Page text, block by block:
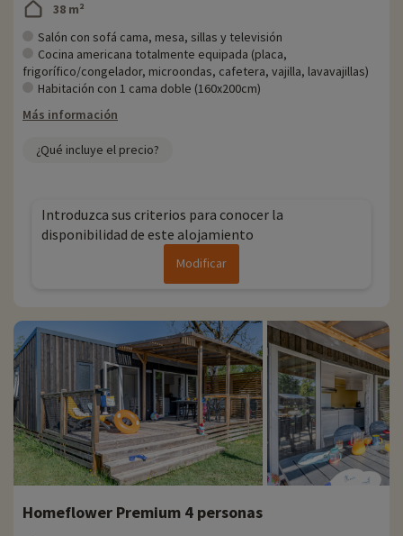
38 m²
Salón con sofá cama, mesa, sillas y televisión
Cocina americana totalmente equipada (placa,
frigorífico/congelador, microondas, cafetera, vajilla, lavavajillas)
Habitación con 1 cama doble (160x200cm)
Más información
¿Qué incluye el precio?
Introduzca sus criterios para conocer la
disponibilidad de este alojamiento
Modificar
Homeflower Premium 4 personas